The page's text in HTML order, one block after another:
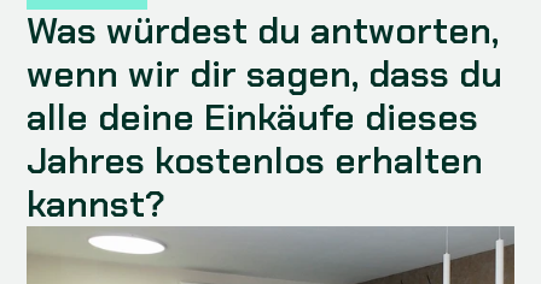
Was würdest du antworten,
wenn wir dir sagen, dass du
alle deine Einkäufe dieses
Jahres kostenlos erhalten
kannst?